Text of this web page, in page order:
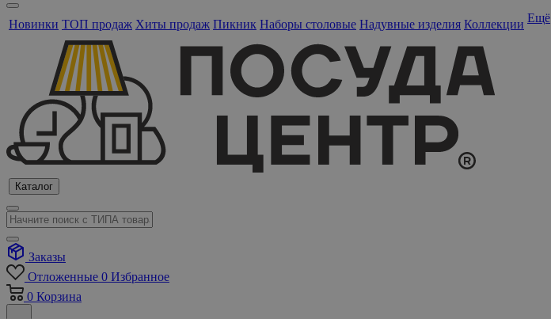
Новинки ТОП продаж Хиты продаж Пикник Наборы столовые Надувные изделия Коллекции Ещё
Каталог
Заказы
Отложенные 0 Избранное
0 Корзина